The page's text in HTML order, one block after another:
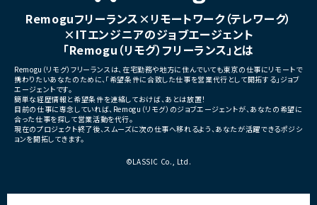
Remoguフリーランス×リモートワーク（テレワーク）
×ITエンジニアのジョブエージェント
「Remogu（リモグ）フリーランス」とは
Remogu（リモグ）フリーランスは、在宅勤務や地方に住んでいても東京の仕事にリモートで
携わりたいあなたのために、「希望条件に合致した仕事を営業代行として開拓する」ジョブ
エージェントです。
簡単な経歴情報と希望条件を連絡しておけば、あとは放置！
目前の仕事に専念していれば、Remogu（リモグ）のジョブエージェントが、あなたの希望に
合った仕事を探して営業活動を代行。
現在のプロジェクト終了後、スムーズに次の仕事へ移れるよう、あなたが活躍できるポジシ
ョンを開拓してきます。
©LASSIC Co., Ltd.